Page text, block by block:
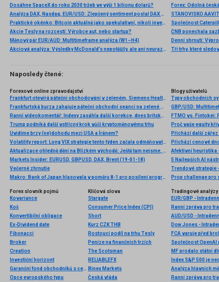
Dosáhne SpaceX do roku 2030 tržeb ve výši 1 bilionu dolarů?
Analýza DAX, Nasdaq, EUR/USD: Zlepšený sentiment poslal DAX na nová maxima
Praktické okénko: Bitcoin aktuálně jako spekulativní, nikoli investiční aktivum
Akcie Tesly na rozcestí: Výrobce aut, nebo startup?
Měnový pár EUR/AUD: Multitimeframe analýza (W1–H4)
Akciová analýza: Výsledky McDonald’s nepotěšily, ale ani neurazily. Jakou vizi společnost prezentovala?
Denní shrnutí:
Tři trhy, které
Naposledy čtené:
Forexové online zpravodajství
Frankfurt otevírá páteční obchodování v zeleném, Siemens Healthineers reportoval výsledky
Frankfurtská burza zahajuje páteční obchodní seanci na zelené nule
Ranní videokomentář: Indexy zasáhla další korekce, dnes britská inflace
Trump podniká další vstřícný krok vůči kryptoměnovému trhu
Uvidíme brzy (ne)dohodu mezi USA a Íránem?
Volatility report: Long VIX strategie tento týden začala odměňovat. Vysoká volatilita ale pravděpodobně dlouho nevydrží
Aktualizace ohledně dění na Blízkém východě: Ještě tam nejsme, ale blížíme se ke konci
Markets Insider: EURUSD, GBPUSD, DAX, Brent (19-01-18)
Večerné zhrnutie
Makro: Bank of Japan hlasovala v poměru 8-1 pro posílení programu kvantitativního uvolňování
Blogy uživatelů
Typy obchodních
GBP/USD:
FTMO vs. Fintokei:
Proč vaše equity
Přichází další zářez
Přichází cenové
Afektivní heuristika
5 Najlepších AI
Trendové strategie
Prop challenge pro
Forex slovník pojmů
Kovariance
Koš
Konvertibilní obligace
Ex-Dividend date
Fibonacci
Broker
Creation
Investiční horizont
Garanční fond obchodníků s cennými papíry
Opce evropského typu
Klíčová slova
Stargate
Consumer Price Index (CPI)
Short
Kurz CZK THB
Rostoucí podíl na trhu Tesly
Peníze na finančních trzích
The Scotsman
RELIABLEFX
Binex Markets
Česká vláda
Tradingové analýzy
EUR/GBP -
AUD/USD -
Dow Jones -
FCA varuje před
Společnost OpenAI
MF prodalo státní
Index S&P 500 je
Analýza hlavních
Ranní zpráva pro